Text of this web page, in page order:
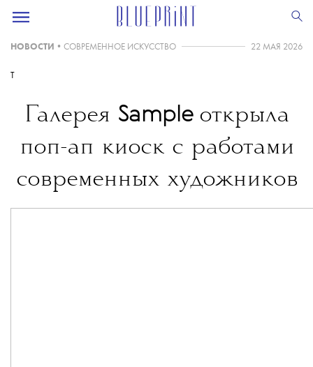
НОВОСТИ • СОВРЕМЕННОЕ ИСКУССТВО 22 МАЯ 2026
T
Галерея Sample открыла
поп-ап киоск с работами
современных художников